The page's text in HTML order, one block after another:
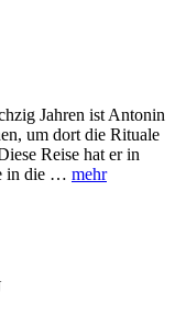
Jahren ist Antonin
um dort die Rituale
Reise hat er in
in die … mehr